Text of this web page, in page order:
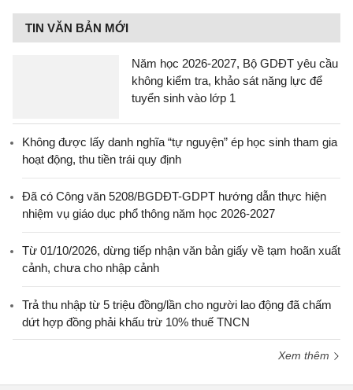
TIN VĂN BẢN MỚI
Năm học 2026-2027, Bộ GDĐT yêu cầu
không kiểm tra, khảo sát năng lực để
tuyển sinh vào lớp 1
Không được lấy danh nghĩa “tự nguyện” ép học sinh tham gia
hoạt động, thu tiền trái quy định
Đã có Công văn 5208/BGDĐT-GDPT hướng dẫn thực hiện
nhiệm vụ giáo dục phổ thông năm học 2026-2027
Từ 01/10/2026, dừng tiếp nhận văn bản giấy về tạm hoãn xuất
cảnh, chưa cho nhập cảnh
Trả thu nhập từ 5 triệu đồng/lần cho người lao động đã chấm
dứt hợp đồng phải khấu trừ 10% thuế TNCN
Xem thêm